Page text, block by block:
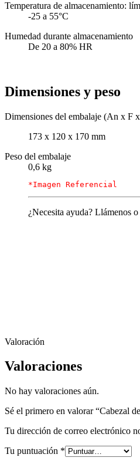
Temperatura de almacenamiento:
-25 a 55°C
Humedad durante almacenamiento
De 20 a 80% HR
Dimensiones y peso
Dimensiones del embalaje (An x F
173 x 120 x 170 mm
Peso del embalaje
0,6 kg
*Imagen Referencial
¿Necesita ayuda? Llámenos o
Valoración
Valoraciones
No hay valoraciones aún.
Sé el primero en valorar “Cabezal
Tu dirección de correo electrónico
Tu puntuación *